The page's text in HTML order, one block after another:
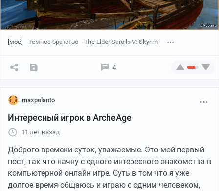
[моё] Темное братство The Elder Scrolls V: Skyrim
4
maxpolanto
Интересный игрок в ArcheAge
11 лет назад
Доброго времени суток, уважаемые. Это мой первый
пост, так что начну с одного интересного знакомства в
компьютерной онлайн игре. Суть в том что я уже
долгое время общаюсь и играю с одним человеком,